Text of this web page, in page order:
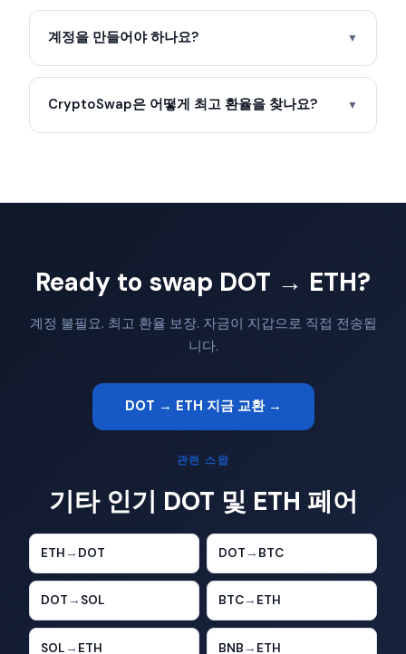
계정을 만들어야 하나요? ▼
CryptoSwap은 어떻게 최고 환율을 찾나요? ▼
Ready to swap DOT → ETH?
계정 불필요. 최고 환율 보장. 자금이 지갑으로 직접 전송됩
니다.
DOT → ETH 지금 교환 →
관련 스왑
기타 인기 DOT 및 ETH 페어
ETH → DOT DOT → BTC
DOT → SOL BTC→ ETH
SOL → ETH BNB → ETH